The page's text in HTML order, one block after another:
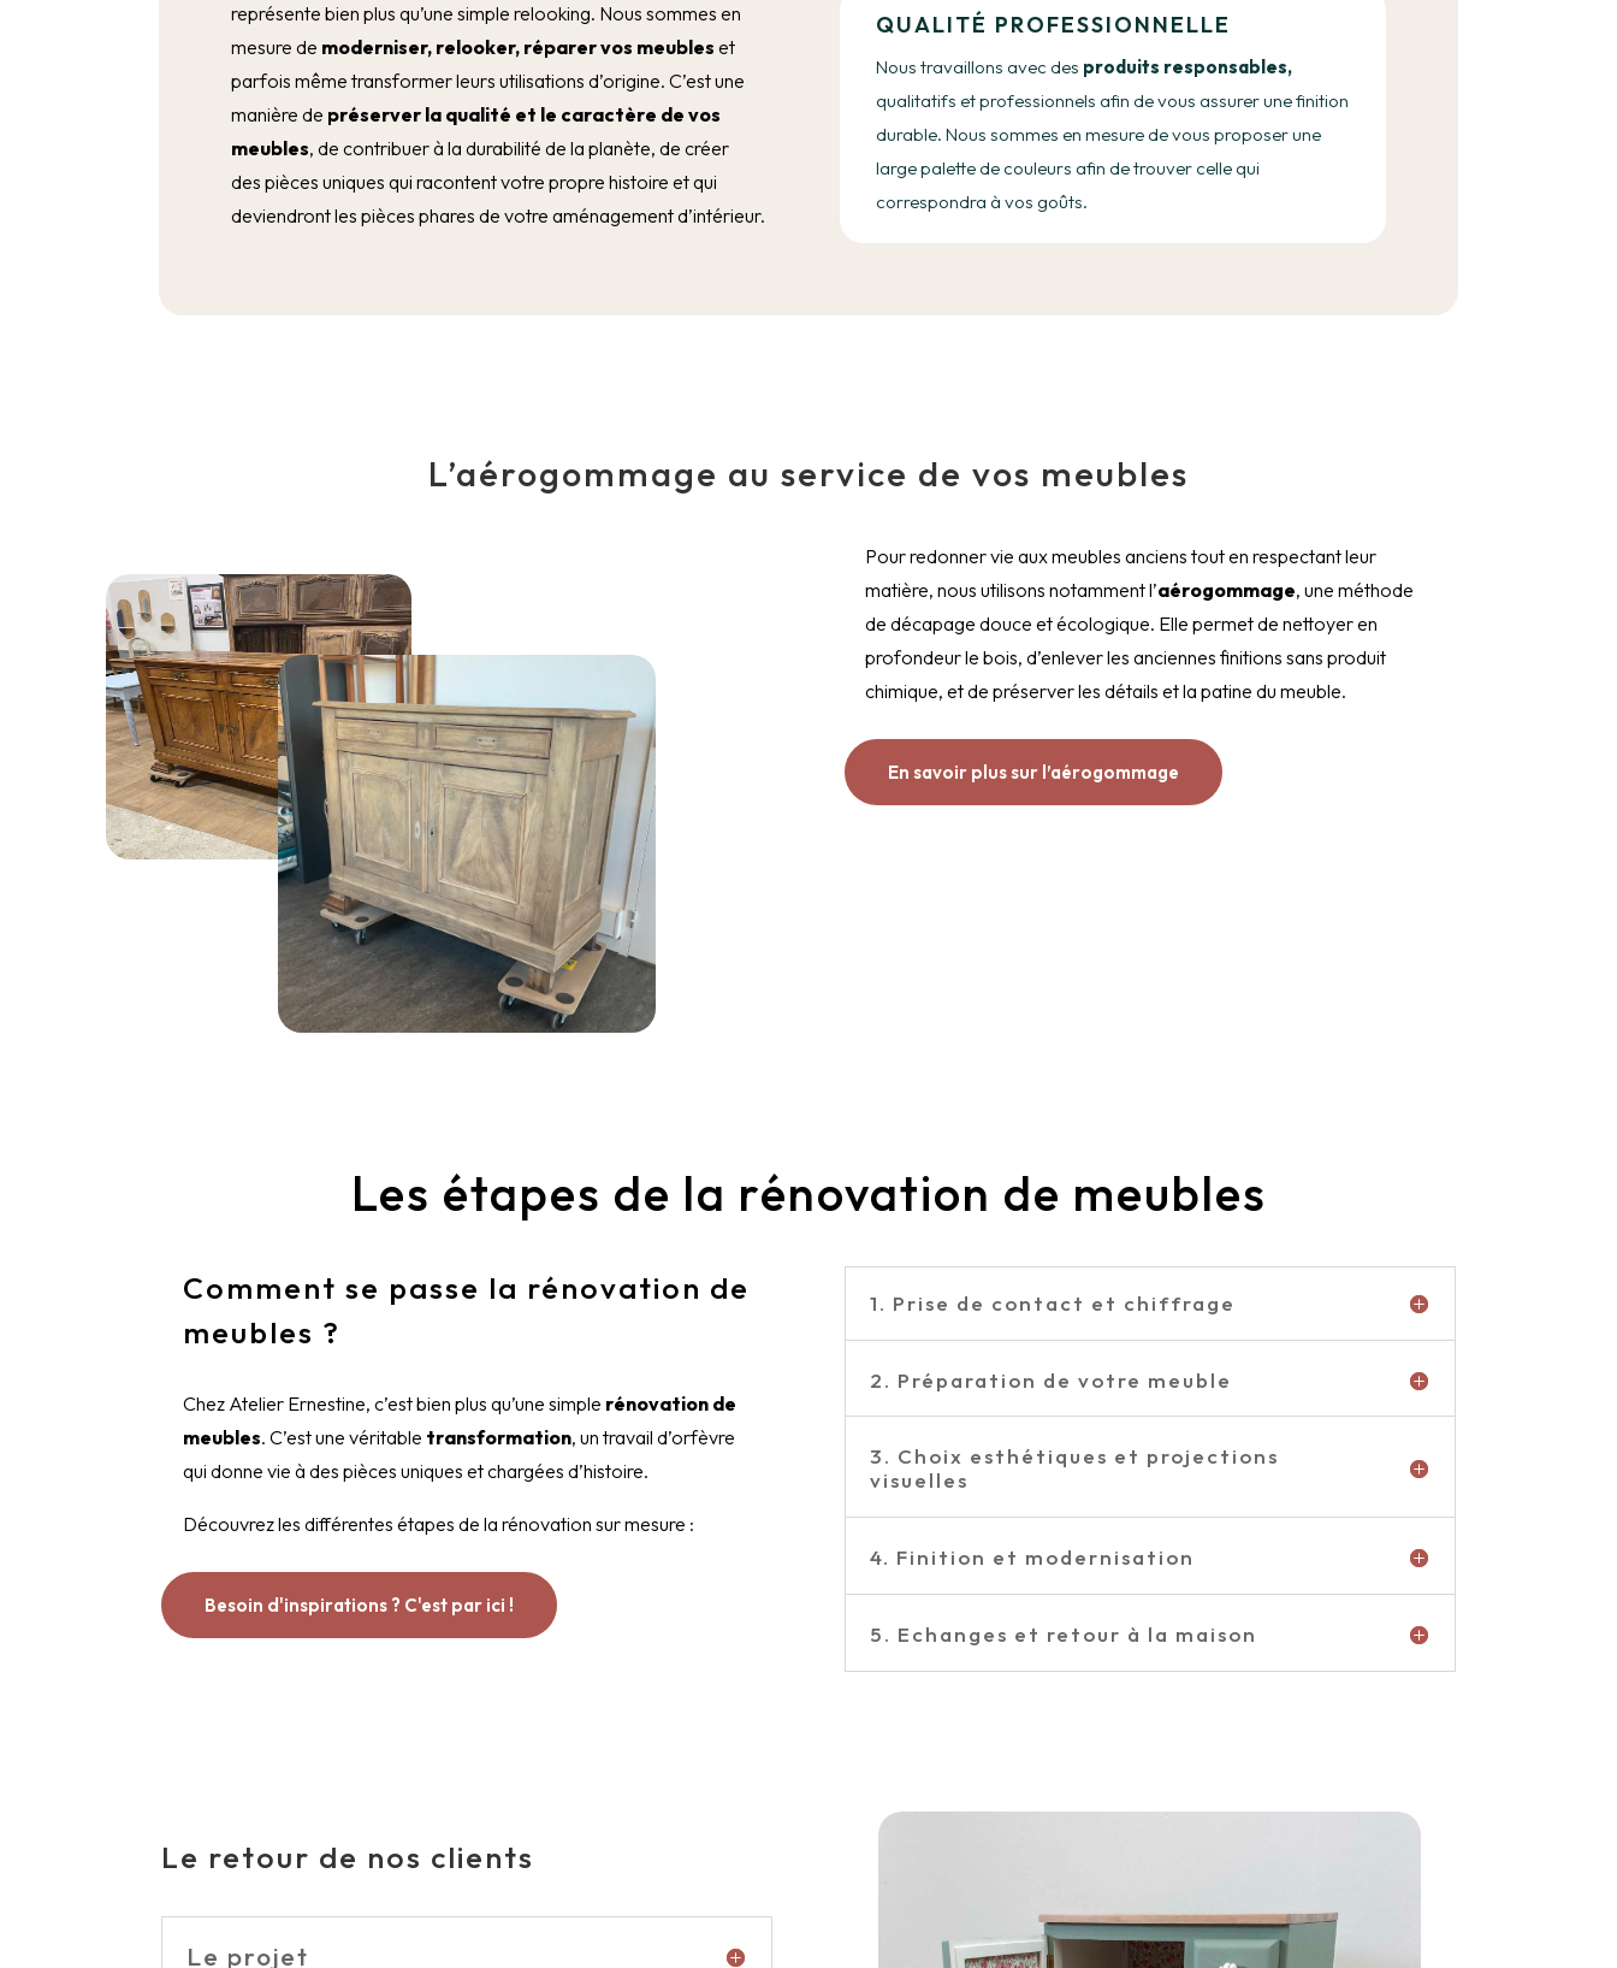
représente bien plus qu’une simple relooking. Nous sommes en
mesure de moderniser, relooker, réparer vos meubles et
parfois même transformer leurs utilisations d’origine. C’est une
manière de préserver la qualité et le caractère de vos
meubles, de contribuer à la durabilité de la planète, de créer
des pièces uniques qui racontent votre propre histoire et qui
deviendront les pièces phares de votre aménagement d’intérieur.
QUALITÉ PROFESSIONNELLE
Nous travaillons avec des produits responsables,
qualitatifs et professionnels afin de vous assurer une finition
durable. Nous sommes en mesure de vous proposer une
large palette de couleurs afin de trouver celle qui
correspondra à vos goûts.
L’aérogommage au service de vos meubles
Pour redonner vie aux meubles anciens tout en respectant leur
matière, nous utilisons notamment l’aérogommage, une méthode
de décapage douce et écologique. Elle permet de nettoyer en
profondeur le bois, d’enlever les anciennes finitions sans produit
chimique, et de préserver les détails et la patine du meuble.
En savoir plus sur l’aérogommage
Les étapes de la rénovation de meubles
Comment se passe la rénovation de
meubles ?
Chez Atelier Ernestine, c’est bien plus qu’une simple rénovation de
meubles. C’est une véritable transformation, un travail d’orfèvre
qui donne vie à des pièces uniques et chargées d’histoire.
Découvrez les différentes étapes de la rénovation sur mesure :
Besoin d'inspirations ? C'est par ici !
1. Prise de contact et chiffrage
2. Préparation de votre meuble
3. Choix esthétiques et projections
visuelles
4. Finition et modernisation
5. Echanges et retour à la maison
Le retour de nos clients
Le projet